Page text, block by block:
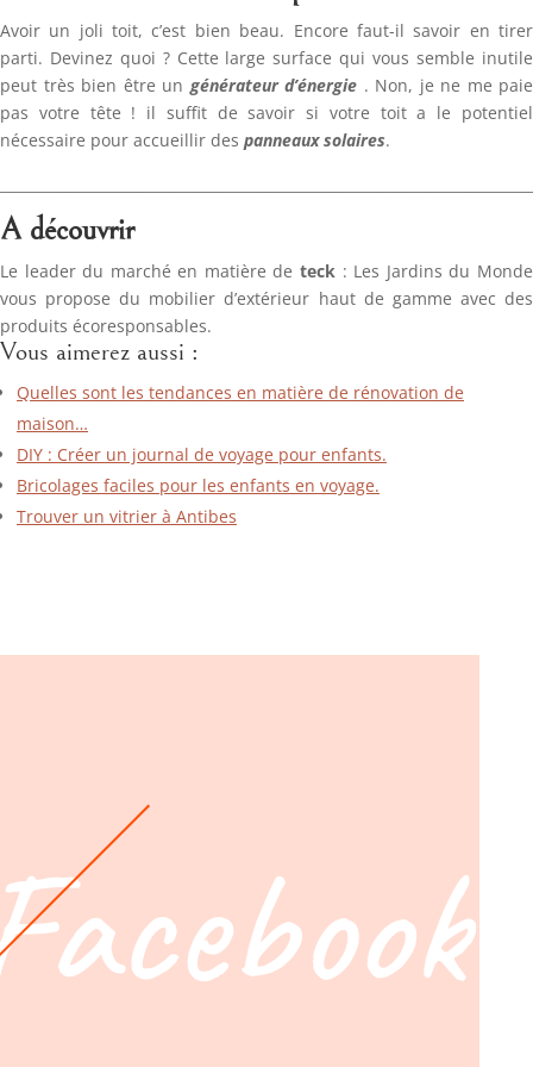
Avoir un joli toit, c’est bien beau. Encore faut-il savoir en tirer
parti. Devinez quoi ? Cette large surface qui vous semble inutile
peut très bien être un générateur d’énergie . Non, je ne me paie
pas votre tête ! il suffit de savoir si votre toit a le potentiel
nécessaire pour accueillir des panneaux solaires.
A découvrir
Le leader du marché en matière deteck : Les Jardins du Monde
vous propose du mobilier d’extérieur haut de gamme avec des
produits écoresponsables.
Vous aimerez aussi :
Quelles sont les tendances en matière de rénovation de
maison…
DIY : Créer un journal de voyage pour enfants.
Bricolages faciles pour les enfants en voyage.
Trouver un vitrier à Antibes